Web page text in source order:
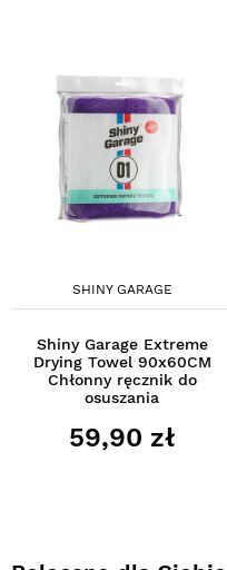
SHINY GARAGE
Shiny Garage Extreme
Drying Towel 90x60CM
Chłonny ręcznik do
osuszania
59,90 zł